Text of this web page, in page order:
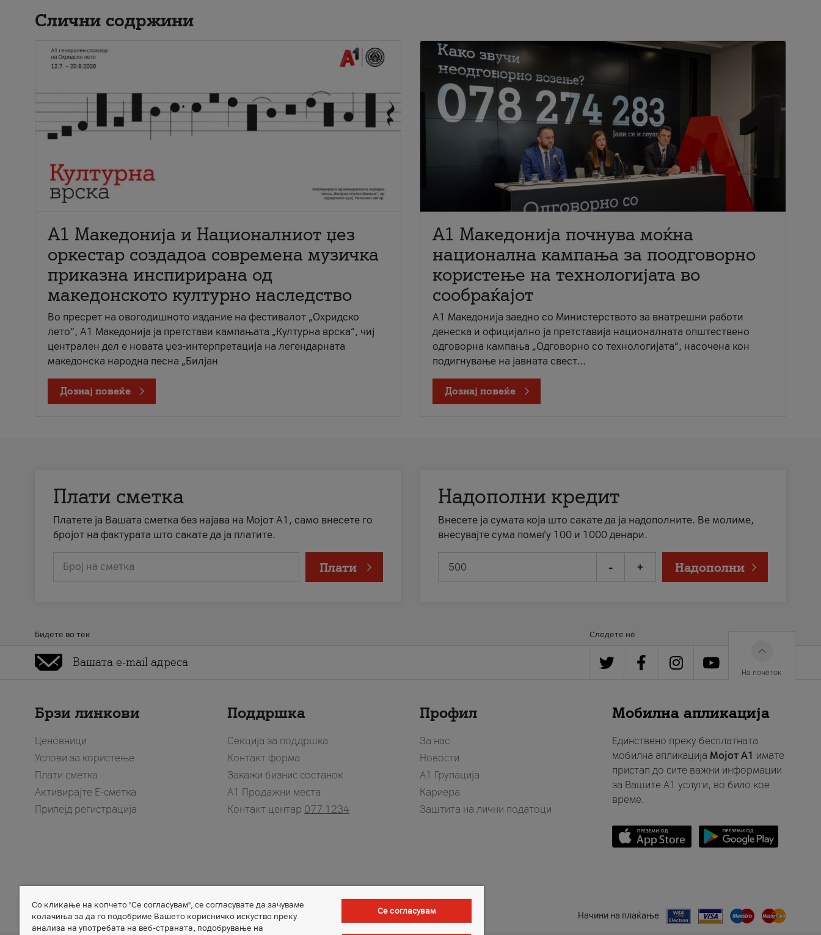
Слични содржини
А1 Македонија и Националниот џез
оркестар создадоа современа музичка
приказна инспирирана од
македонското културно наследство
Во пресрет на овогодишното издание на фестивалот „Охридско
лето“, А1 Македонија ја претстави кампањата „Културна врска“, чиј
централен дел е новата џез-интерпретација на легендарната
македонска народна песна „Билјан
Дознај повеќе
A1 Македонија почнува моќна
национална кампања за поодговорно
користење на технологијата во
сообраќајот
A1 Македонија заедно со Министерството за внатрешни работи
денеска и официјално ја претставија националната општествено
одговорна кампања „Одговорно со технологијата“, насочена кон
подигнување на јавната свест...
Дознај повеќе
Плати сметка
Платете ја Вашата сметка без најава на Мојот А1, само внесете го
бројот на фактурата што сакате да ја платите.
Број на сметка Плати
Надополни кредит
Внесете ја сумата која што сакате да ја надополните. Ве молиме,
внесувајте сума помеѓу 100 и 1000 денари.
- + Надополни
Бидете во тек Следете нè
На почеток
Брзи линкови
Ценовници
Услови за користење
Плати сметка
Активирајте Е-сметка
Припејд регистрација
Поддршка
Секција за поддршка
Контакт форма
Закажи бизнис состанок
A1 Продажни места
Контакт центар 077 1234
Профил
За нас
Новости
А1 Групација
Кариера
Заштита на лични податоци
Мобилна апликација
Единствено преку бесплатната
мобилна апликација Мојот A1 имате
пристап до сите важни информации
за Вашите A1 услуги, во било кое
време.
Member of Начини на плаќање
Со кликање на копчето "Се согласувам", се согласувате да зачуваме
колачиња за да го подобриме Вашето корисничко искуство преку
анализа на употребата на веб-страната, подобрување на
Се согласувам